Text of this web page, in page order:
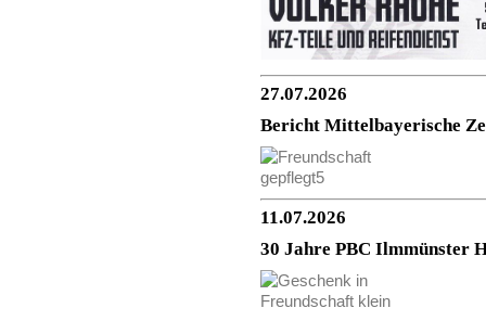
27.07.2026
Bericht Mittelbayerische
11.07.2026
30 Jahre PBC Ilmmünster